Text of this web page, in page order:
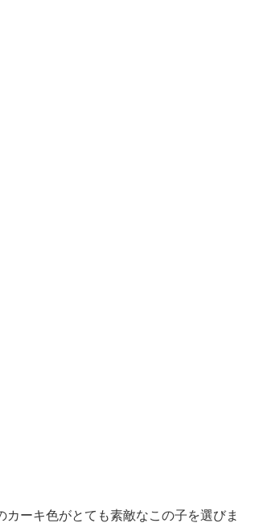
ーキ色がとても素敵なこの子を選びま